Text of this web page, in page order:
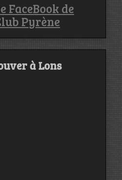
FaceBook de
Pyrène
à Lons